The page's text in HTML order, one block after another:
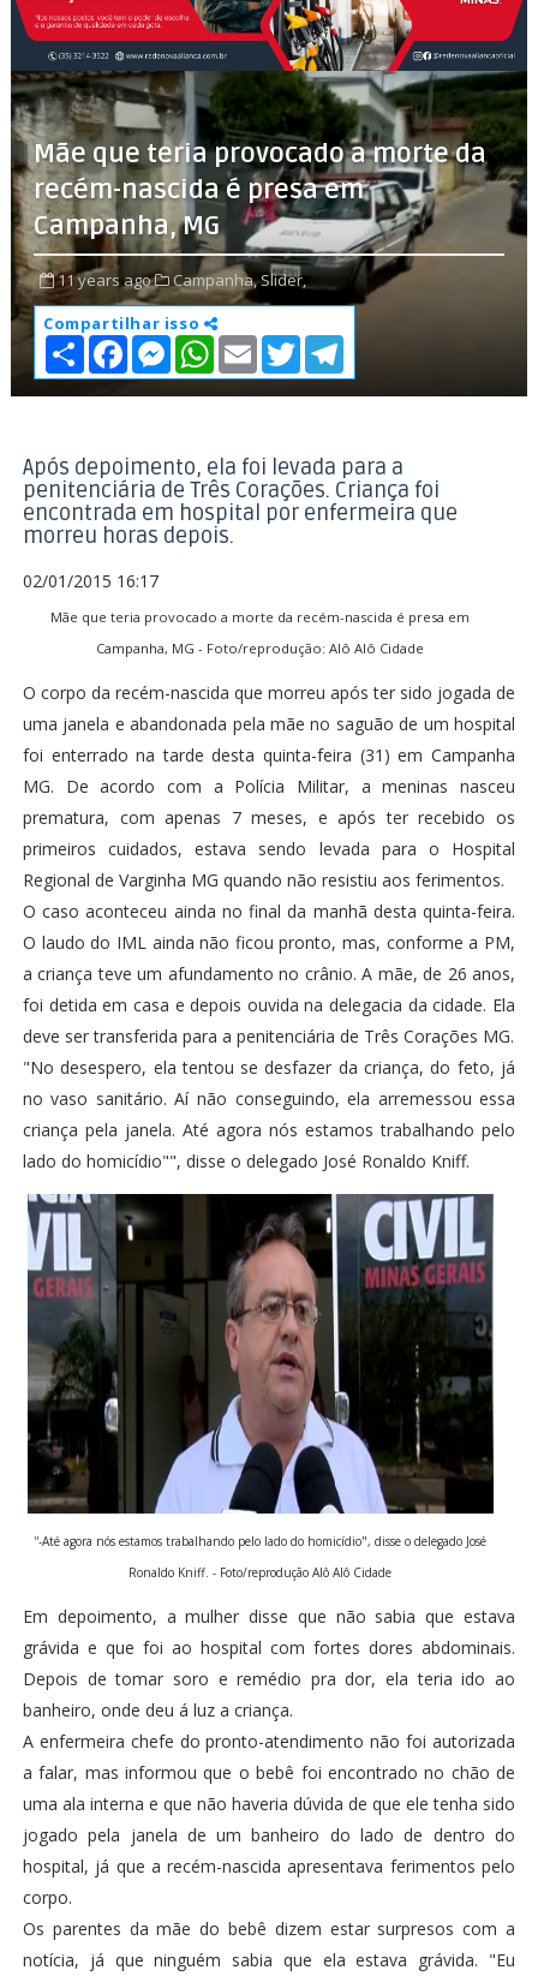
Mãe que teria provocado a morte da
recém-nascida é presa em
Campanha, MG
11 years ago Campanha,Slider,
Compartilhar isso
S
h
a
r
F
c
e
o
k
M
e
s
s
g
e
r
W
h
a
t
p
p
E
m
a
i
T
i
t
r
T
l
e
a
m
Após depoimento, ela foi levada para a
penitenciária de Três Corações. Criança foi
encontrada em hospital por enfermeira que
morreu horas depois.
02/01/2015 16:17
Mãe que teria provocado a morte da recém-nascida é presa em
Campanha, MG - Foto/reprodução: Alô Alô Cidade
O corpo da recém-nascida que morreu após ter sido jogada de
uma janela e abandonada pela mãe no saguão de um hospital
foi enterrado na tarde desta quinta-feira (31) em Campanha
MG. De acordo com a Polícia Militar, a meninas nasceu
prematura, com apenas 7 meses, e após ter recebido os
primeiros cuidados, estava sendo levada para o Hospital
Regional de Varginha MG quando não resistiu aos ferimentos.
O caso aconteceu ainda no final da manhã desta quinta-feira.
O laudo do IML ainda não ficou pronto, mas, conforme a PM,
a criança teve um afundamento no crânio. A mãe, de 26 anos,
foi detida em casa e depois ouvida na delegacia da cidade. Ela
deve ser transferida para a penitenciária de Três Corações MG.
"No desespero, ela tentou se desfazer da criança, do feto, já
no vaso sanitário. Aí não conseguindo, ela arremessou essa
criança pela janela. Até agora nós estamos trabalhando pelo
lado do homicídio"", disse o delegado José Ronaldo Kniff.
''-Até agora nós estamos trabalhando pelo lado do homicídio", disse o delegado José
Ronaldo Kniff. - Foto/reprodução Alô Alô Cidade
Em depoimento, a mulher disse que não sabia que estava
grávida e que foi ao hospital com fortes dores abdominais.
Depois de tomar soro e remédio pra dor, ela teria ido ao
banheiro, onde deu á luz a criança.
A enfermeira chefe do pronto-atendimento não foi autorizada
a falar, mas informou que o bebê foi encontrado no chão de
uma ala interna e que não haveria dúvida de que ele tenha sido
jogado pela janela de um banheiro do lado de dentro do
hospital, já que a recém-nascida apresentava ferimentos pelo
corpo.
Os parentes da mãe do bebê dizem estar surpresos com a
notícia, já que ninguém sabia que ela estava grávida. "Eu